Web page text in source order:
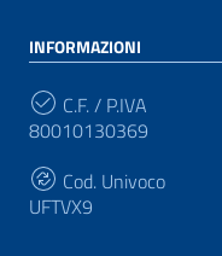
INFORMAZIONI
C.F. / P.IVA
80010130369
Cod. Univoco
UFTVX9